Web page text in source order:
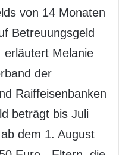
von 14 Monaten
Betreuungsgeld
erläutert Melanie
der
Raiffeisenbanken
beträgt bis Juli
dem 1. August